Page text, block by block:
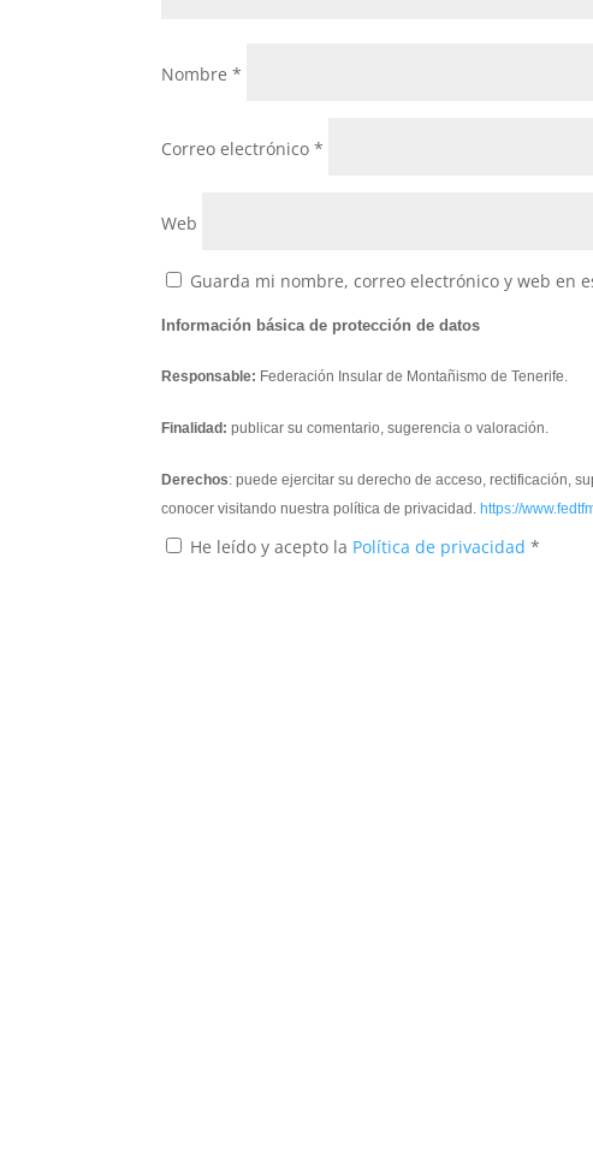
Nombre*
Correo electrónico*
Web
Guarda mi nombre, correo electrónico y web en
Información básica de protección de datos
Responsable: Federación Insular de Montañismo de Tenerife.
Finalidad: publicar su comentario, sugerencia o valoración.
Derechos: puede ejercitar su derecho de acceso, rectificación,
conocer visitando nuestra política de privacidad. https://
He leído y acepto la Política de privacidad*